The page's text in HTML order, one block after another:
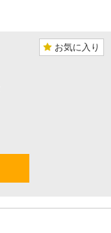
お気に入り